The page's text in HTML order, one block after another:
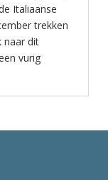
Italiaanse
trekken
naar dit
vurig